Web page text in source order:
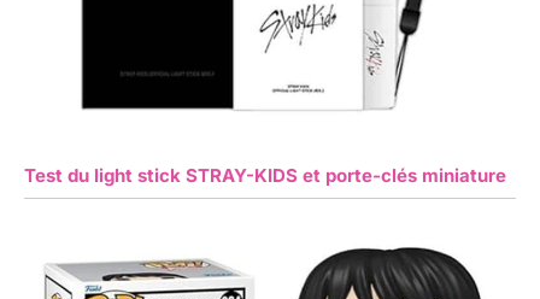
Test du light stick STRAY-KIDS et porte-clés miniature